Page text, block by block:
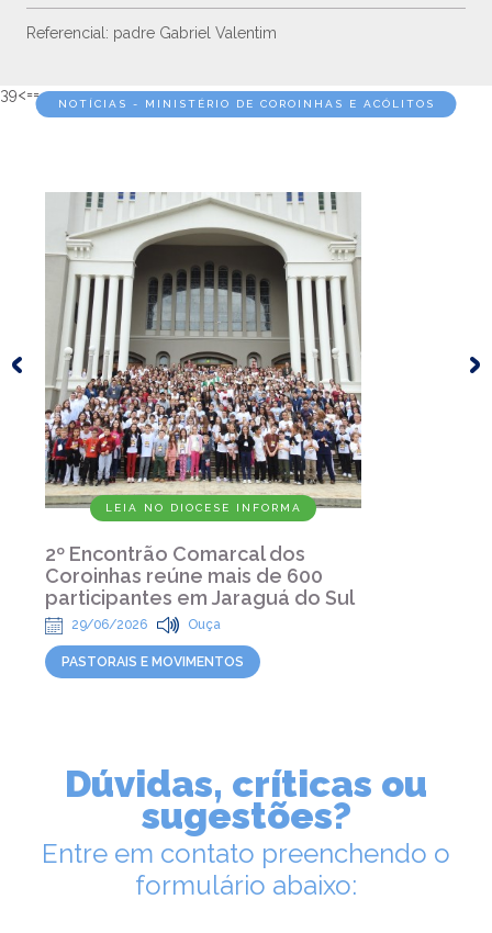
Referencial: padre Gabriel Valentim
39<==
NOTÍCIAS - MINISTÉRIO DE COROINHAS E ACÓLITOS
LEIA NO DIOCESE INFORMA
2º Encontrão Comarcal dos
Coroinhas reúne mais de 600
participantes em Jaraguá do Sul
29/06/2026 Ouça
PASTORAIS E MOVIMENTOS
Dúvidas, críticas ou
sugestões?
Entre em contato preenchendo o
formulário abaixo: